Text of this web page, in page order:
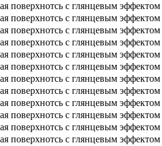
поверхнотсь с глянцевым эффектом
поверхнотсь с глянцевым эффектом
поверхнотсь с глянцевым эффектом
поверхнотсь с глянцевым эффектом
поверхнотсь с глянцевым эффектом
поверхнотсь с глянцевым эффектом
поверхнотсь с глянцевым эффектом
поверхнотсь с глянцевым эффектом
поверхнотсь с глянцевым эффектом
поверхнотсь с глянцевым эффектом
поверхнотсь с глянцевым эффектом
поверхнотсь с глянцевым эффектом